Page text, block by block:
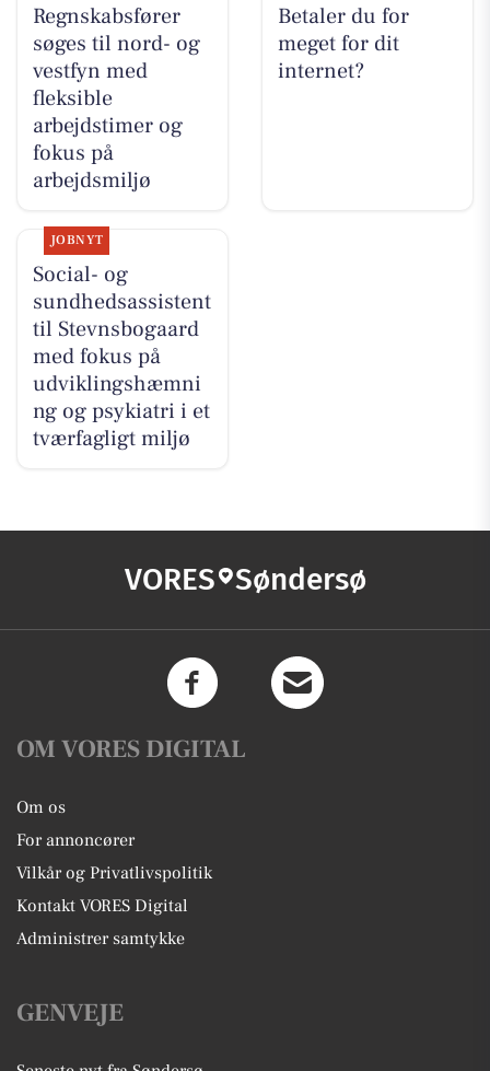
Regnskabsfører
søges til nord- og
vestfyn med
fleksible
arbejdstimer og
fokus på
arbejdsmiljø
Betaler du for
meget for dit
internet?
JOBNYT
Social- og
sundhedsassistent
til Stevnsbogaard
med fokus på
udviklingshæmni
ng og psykiatri i et
tværfagligt miljø
VORES Søndersø
OM VORES DIGITAL
Om os
For annoncører
Vilkår og Privatlivspolitik
Kontakt VORES Digital
Administrer samtykke
GENVEJE